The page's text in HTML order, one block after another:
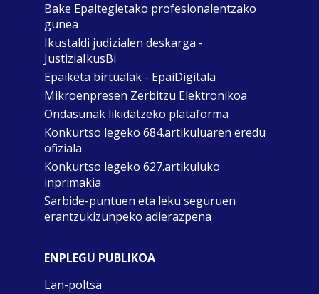
Bake Epaitegietako profesionalentzako
gunea
Ikustaldi judizialen deskarga -
JustiziaIkusBi
Epaiketa birtualak - EpaiDigitala
Mikroenpresen Zerbitzu Elektronikoa
Ondasunak likidatzeko plataforma
Konkurtso legeko 684.artikuluaren eredu
ofiziala
Konkurtso legeko 627.artikuluko
inprimakia
Sarbide-puntuen eta leku seguruen
erantzukizunpeko adierazpena
ENPLEGU PUBLIKOA
Lan-poltsa